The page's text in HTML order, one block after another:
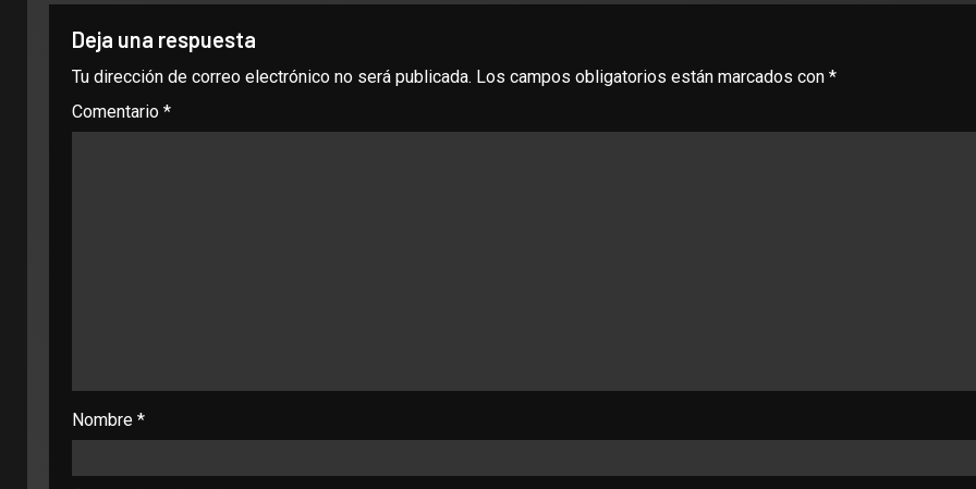
Deja una respuesta
Tu dirección de correo electrónico no será publicada. Los campos obligatorios están marcados con *
Comentario *
Nombre *